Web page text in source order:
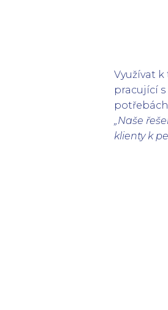
Využívat
pracující
„Naše
klienty k